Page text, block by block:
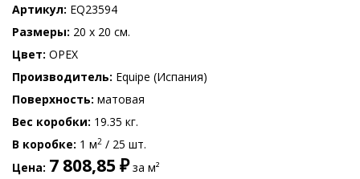
Артикул EQ23594
Размеры 20 x 20 см.
Цвет ОРЕХ
Производитель Equipe (Испания)
Поверхность матовая
Вес коробки 19.35 кг.
В коробке 1 м2 / 25 шт.
Цена 7 808,85 ₽за м²